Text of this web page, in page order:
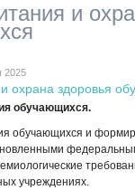
и
2025
охрана здоровья
обучающихся.
обучающихся и
учреждениях.